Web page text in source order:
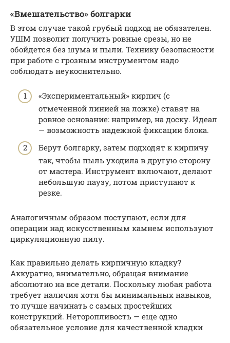
«Вмешательство» болгарки
В этом случае такой грубый подход не обязателен.
УШМ позволит получить ровные срезы, но не
обойдется без шума и пыли. Технику безопасности
при работе с грозным инструментом надо
соблюдать неукоснительно.
«Экспериментальный» кирпич (с
отмеченной линией на ложке) ставят на
ровное основание: например, на доску. Идеал
— возможность надежной фиксации блока.
Берут болгарку, затем подходят к кирпичу
так, чтобы пыль уходила в другую сторону
от мастера. Инструмент включают, делают
небольшую паузу, потом приступают к
резке.
Аналогичным образом поступают, если для
операции над искусственным камнем используют
циркуляционную пилу.
Как правильно делать кирпичную кладку?
Аккуратно, внимательно, обращая внимание
абсолютно на все детали. Поскольку любая работа
требует наличия хотя бы минимальных навыков,
то лучше начинать с самых простейших
конструкций. Неторопливость — еще одно
обязательное условие для качественной кладки